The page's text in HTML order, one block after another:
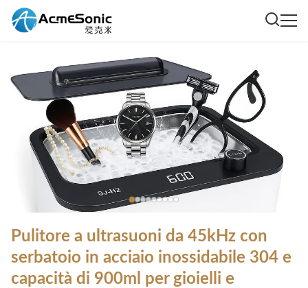
Pulitore a ultrasuoni da 45kHz con
serbatoio in acciaio inossidabile 304 e
capacità di 900ml per gioielli e